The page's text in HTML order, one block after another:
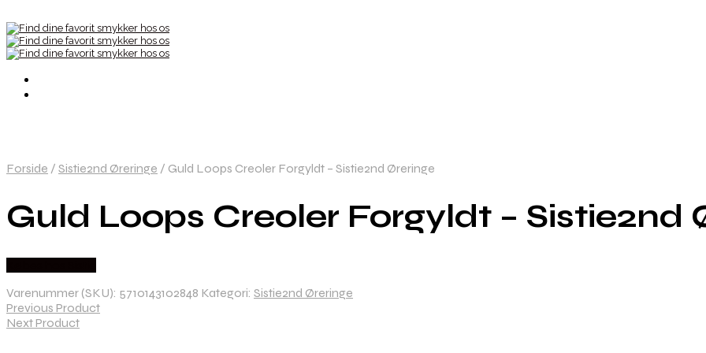
Forside / Sistie2nd Øreringe / Guld Loops Creoler Forgyldt – Sistie2nd Øreringe
Guld Loops Creoler Forgyldt – Sistie2nd
Varenummer (SKU): 5710143102848 Kategori: Sistie2nd Øreringe
Previous Product
Next Product